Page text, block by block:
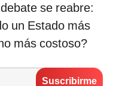
se reabre:
un Estado más
más costoso?